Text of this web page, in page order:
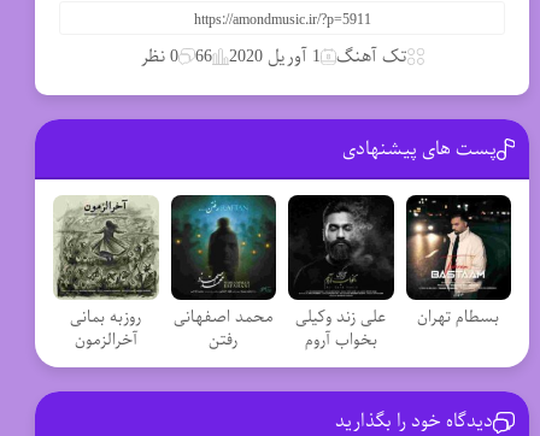
تک آهنگ 1 آوریل 2020 66 0 نظر
پست های پیشنهادی
بسطام تهران
علی زند وکیلی
بخواب آروم
محمد اصفهانی
رفتن
روزبه بمانی
آخرالزمون
دیدگاه خود را بگذارید